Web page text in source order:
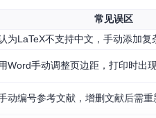
常见误区
为LaTeX不支持中文，手动添加复
用Word手动调整页边距，打印时出
动编号参考文献，增删文献后需重